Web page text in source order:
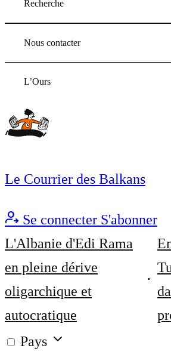
Recherche
Nous contacter
L’Ours
Le Courrier des Balkans
Se connecter S'abonner
L'Albanie d'Edi Rama
en pleine dérive
oligarchique et
autocratique
Pays